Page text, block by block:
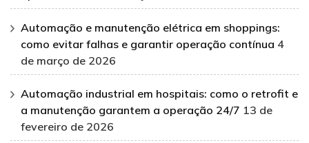
Automação e manutenção elétrica em shoppings:
como evitar falhas e garantir operação contínua 4
de março de 2026
Automação industrial em hospitais: como o retrofit e
a manutenção garantem a operação 24/7 13 de
fevereiro de 2026